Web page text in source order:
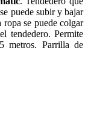
se puede subir y bajar
se puede colgar
tendedero. Permite
metros. Parrilla de